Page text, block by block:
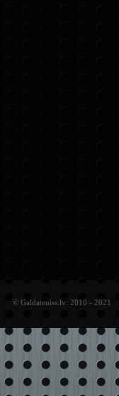
© Galdateniss.lv: 2010 - 2021